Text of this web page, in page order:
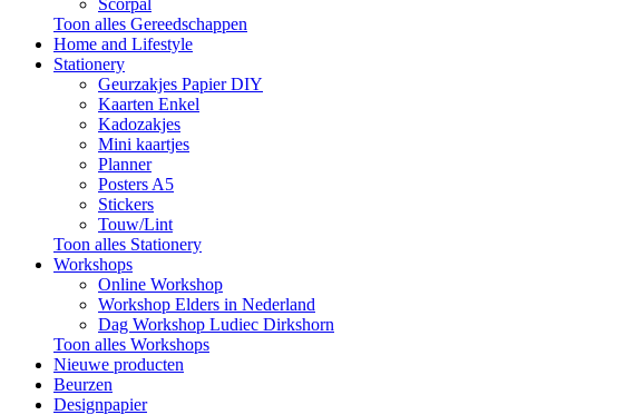
Scorpal
Toon alles Gereedschappen
Home and Lifestyle
Stationery
Geurzakjes Papier DIY
Kaarten Enkel
Kadozakjes
Mini kaartjes
Planner
Posters A5
Stickers
Touw/Lint
Toon alles Stationery
Workshops
Online Workshop
Workshop Elders in Nederland
Dag Workshop Ludiec Dirkshorn
Toon alles Workshops
Nieuwe producten
Beurzen
Designpapier